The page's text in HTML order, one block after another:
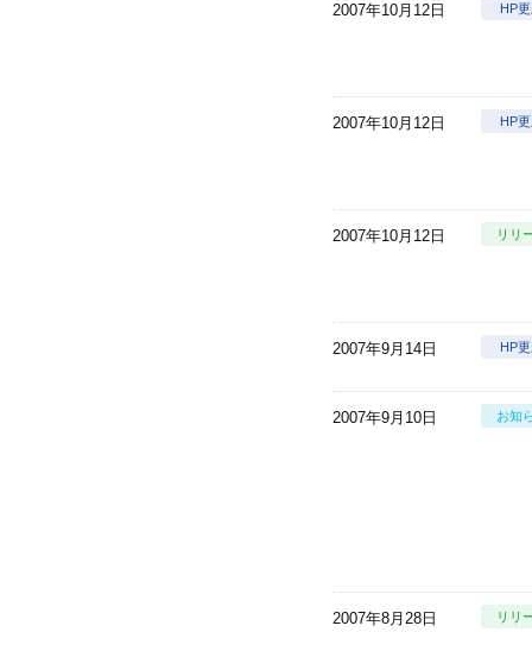
2007年10月12日 HP
2007年10月12日 HP
2007年10月12日 リリ
2007年9月14日 HP
2007年9月10日 お知
2007年8月28日 リリ